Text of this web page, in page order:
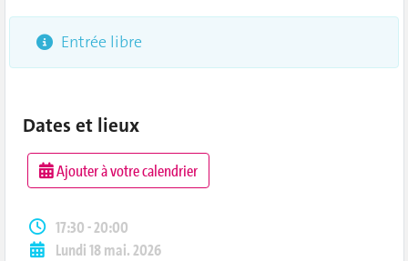
Entrée libre
Dates et lieux
Ajouter à votre calendrier
17:30 - 20:00
Lundi 18 mai. 2026